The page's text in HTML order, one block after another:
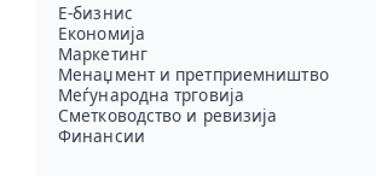
Е-бизнис
Економија
Маркетинг
Менаџмент и претприемништво
Меѓународна трговија
Сметководство и ревизија
Финансии